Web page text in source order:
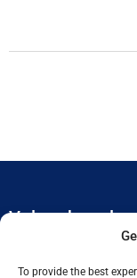
To provide the best
Vols rebre el
Et mantidrem al